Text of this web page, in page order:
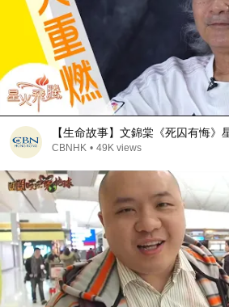
【生命故事】文錦棠《死囚有悔》
CBNHK • 49K views